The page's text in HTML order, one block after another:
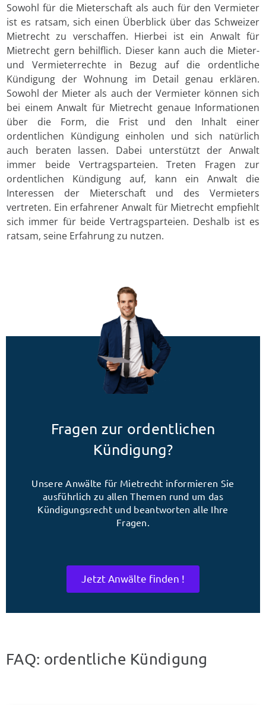
Sowohl für die Mieterschaft als auch für den Vermieter
ist es ratsam, sich einen Überblick über das Schweizer
Mietrecht zu verschaffen. Hierbei ist ein Anwalt für
Mietrecht gern behilflich. Dieser kann auch die Mieter-
und Vermieterrechte in Bezug auf die ordentliche
Kündigung der Wohnung im Detail genau erklären.
Sowohl der Mieter als auch der Vermieter können sich
bei einem Anwalt für Mietrecht genaue Informationen
über die Form, die Frist und den Inhalt einer
ordentlichen Kündigung einholen und sich natürlich
auch beraten lassen. Dabei unterstützt der Anwalt
immer beide Vertragsparteien. Treten Fragen zur
ordentlichen Kündigung auf, kann ein Anwalt die
Interessen der Mieterschaft und des Vermieters
vertreten. Ein erfahrener Anwalt für Mietrecht empfiehlt
sich immer für beide Vertragsparteien. Deshalb ist es
ratsam, seine Erfahrung zu nutzen.
Fragen zur ordentlichen
Kündigung?
Unsere Anwälte für Mietrecht informieren Sie
ausführlich zu allen Themen rund um das
Kündigungsrecht und beantworten alle Ihre
Fragen.
Jetzt Anwälte finden !
FAQ: ordentliche Kündigung